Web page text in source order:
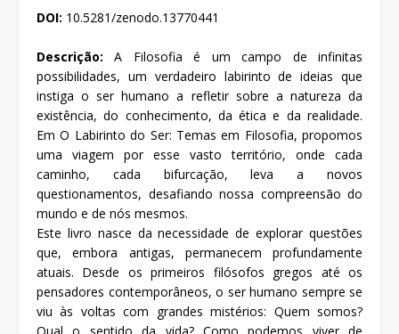
DOI: 10.5281/zenodo.13770441
Descrição: A Filosofia é um campo de infinitas
possibilidades, um verdadeiro labirinto de ideias que
instiga o ser humano a refletir sobre a natureza da
existência, do conhecimento, da ética e da realidade.
Em O Labirinto do Ser: Temas em Filosofia, propomos
uma viagem por esse vasto território, onde cada
caminho, cada bifurcação, leva a novos
questionamentos, desafiando nossa compreensão do
mundo e de nós mesmos.
Este livro nasce da necessidade de explorar questões
que, embora antigas, permanecem profundamente
atuais. Desde os primeiros filósofos gregos até os
pensadores contemporâneos, o ser humano sempre se
viu às voltas com grandes mistérios: Quem somos?
Qual o sentido da vida? Como podemos viver de